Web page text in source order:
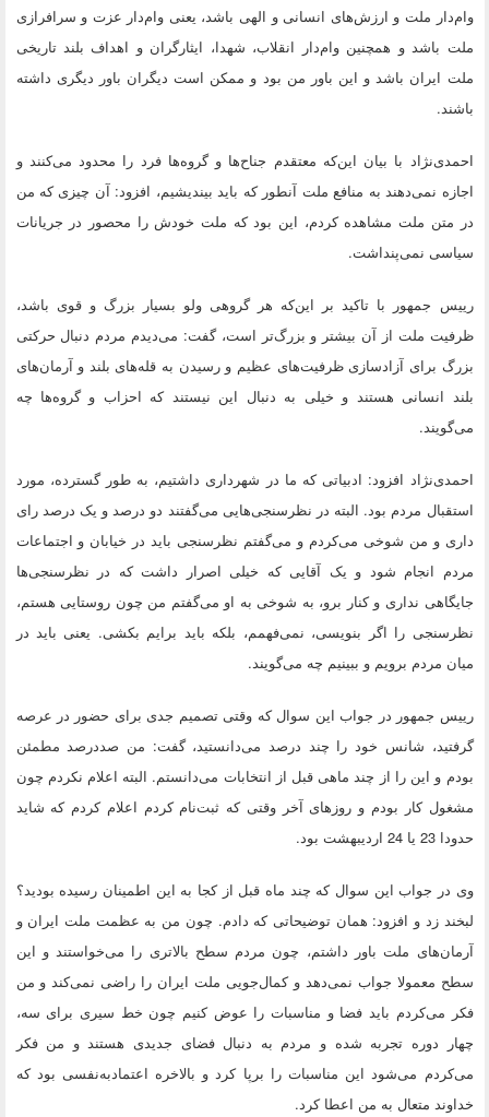
وام‌دار ملت و ارزش‌های انسانی و الهی باشد، یعنی وام‌دار عزت و سرافرازی
ملت باشد و همچنین وام‌دار انقلاب، شهدا، ایثارگران و اهداف بلند تاریخی
ملت ایران باشد و این باور من بود و ممکن است دیگران باور دیگری داشته
باشند.
احمدی‌نژاد با بیان این‌که معتقدم جناح‌ها و گروه‌ها فرد را محدود می‌کنند و
اجازه نمی‌دهند به منافع ملت آنطور که باید بیندیشیم، افزود: آن چیزی که من
در متن ملت مشاهده کردم، این بود که ملت خودش را محصور در جریانات
سیاسی نمی‌پنداشت.
رییس جمهور با تاکید بر این‌که هر گروهی ولو بسیار بزرگ و قوی باشد،
ظرفیت ملت از آن بیشتر و بزرگ‌تر است، گفت: می‌دیدم مردم دنبال حرکتی
بزرگ برای آزادسازی ظرفیت‌های عظیم و رسیدن به قله‌های بلند و آرمان‌های
بلند انسانی هستند و خیلی به دنبال این نیستند که احزاب و گروه‌ها چه
می‌گویند.
احمدی‌نژاد افزود: ادبیاتی که ما در شهرداری داشتیم، به طور گسترده، مورد
استقبال مردم بود. البته در نظرسنجی‌هایی می‌گفتند دو درصد و یک درصد رای
داری و من شوخی می‌کردم و می‌گفتم نظرسنجی باید در خیابان و اجتماعات
مردم انجام شود و یک آقایی که خیلی اصرار داشت که در نظرسنجی‌ها
جایگاهی نداری و کنار برو، به شوخی به او می‌گفتم من چون روستایی هستم،
نظرسنجی را اگر بنویسی، نمی‌فهمم، بلکه باید برایم بکشی. یعنی باید در
میان مردم برویم و ببینیم چه می‌گویند.
رییس جمهور در جواب این سوال که وقتی تصمیم جدی برای حضور در عرصه
گرفتید، شانس خود را چند درصد می‌دانستید، گفت: من صددرصد مطمئن
بودم و این را از چند ماهی قبل از انتخابات می‌دانستم. البته اعلام نکردم چون
مشغول کار بودم و روزهای آخر وقتی که ثبت‌نام کردم اعلام کردم که شاید
حدودا 23 یا 24 اردیبهشت بود.
وی در جواب این سوال که چند ماه قبل از کجا به این اطمینان رسیده بودید؟
لبخند زد و افزود: همان توضیحاتی که دادم. چون من به عظمت ملت ایران و
آرمان‌های ملت باور داشتم، چون مردم سطح بالاتری را می‌خواستند و این
سطح معمولا جواب نمی‌دهد و کمال‌جویی ملت ایران را راضی نمی‌کند و من
فکر می‌کردم باید فضا و مناسبات را عوض کنیم چون خط سیری برای سه،
چهار دوره تجربه شده و مردم به دنبال فضای جدیدی هستند و من فکر
می‌کردم می‌شود این مناسبات را برپا کرد و بالاخره اعتمادبه‌نفسی بود که
خداوند متعال به من اعطا کرد.